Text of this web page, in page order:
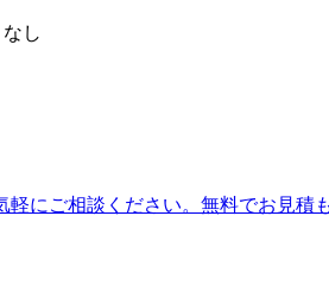
し
にご相談ください。無料でお見積